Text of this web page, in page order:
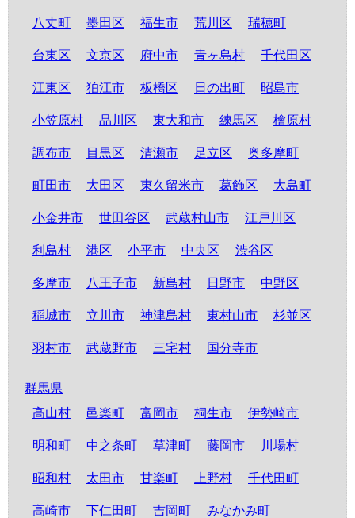
八丈町 墨田区 福生市 荒川区 瑞穂町
台東区 文京区 府中市 青ヶ島村 千代田区
江東区 狛江市 板橋区 日の出町 昭島市
小笠原村 品川区 東大和市 練馬区 檜原村
調布市 目黒区 清瀬市 足立区 奥多摩町
町田市 大田区 東久留米市 葛飾区 大島町
小金井市 世田谷区 武蔵村山市 江戸川区
利島村 港区 小平市 中央区 渋谷区
多摩市 八王子市 新島村 日野市 中野区
稲城市 立川市 神津島村 東村山市 杉並区
羽村市 武蔵野市 三宅村 国分寺市
群馬県
高山村
邑楽町 富岡市 桐生市 伊勢崎市
明和町 中之条町 草津町 藤岡市 川場村
昭和村 太田市 甘楽町 上野村 千代田町
高崎市 下仁田町 吉岡町 みなかみ町